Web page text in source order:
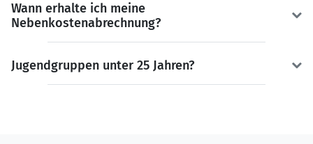
Wann erhalte ich meine
Nebenkostenabrechnung?
Jugendgruppen unter 25 Jahren?